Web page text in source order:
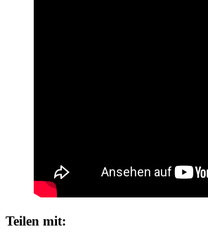
Teilen mit: